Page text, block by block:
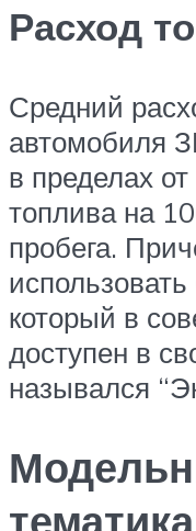
Расход
Средний
автомобиля
в пределах
топлива на
пробега.
который в
доступен в
назывался